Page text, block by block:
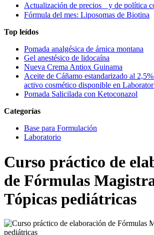
Actualización de precios y de política
Fórmula del mes: Liposomas de Biotina
Top leídos
Pomada analgésica de árnica montana
Gel anestésico de lidocaína
Nueva Crema Antiox Guinama
Aceite de Cáñamo estandarizado al
activo cosmético disponible en
Pomada Salicilada con Ketoconazol
Categorías
Base para Formulación
Laboratorio
Curso práctico de
de Fórmulas
Tópicas pediátricas